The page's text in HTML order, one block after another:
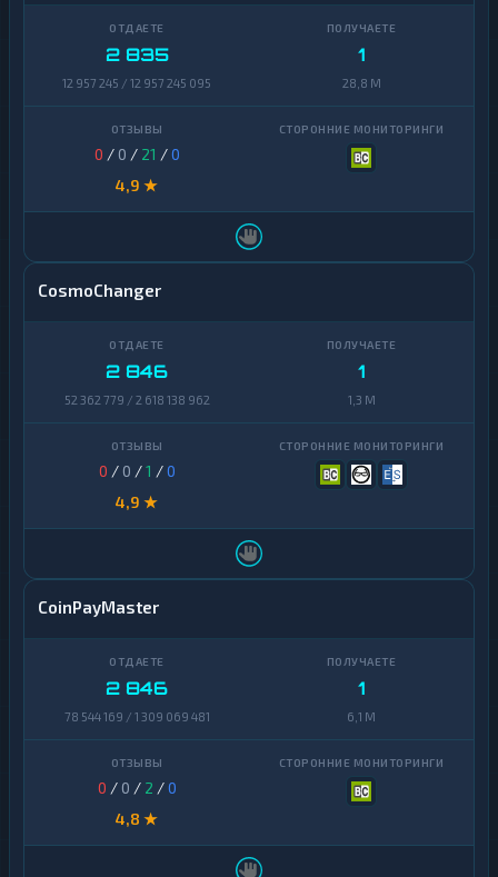
2 835
12 957 245 / 12 957 245 095
1
28,8 M
0 / 0 / 21 /0
4,9 ★
CosmoChanger
2 846
52 362 779 / 2 618 138 962
1
1,3 M
0 / 0 /1 /0
4,9 ★
CoinPayMaster
2 846
78 544 169 / 1 309 069 481
1
6,1 M
0 / 0 / 2 /0
4,8 ★